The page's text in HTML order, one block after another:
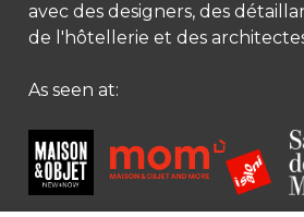
avec des designers, des
de l'hôtellerie et des
As seen at: